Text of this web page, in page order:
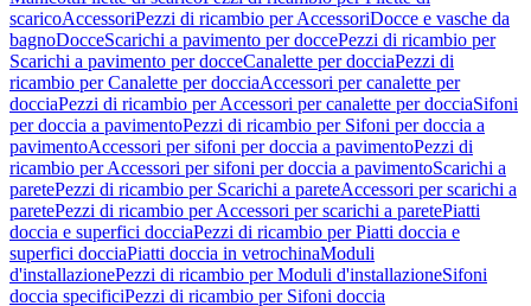
scaricoAccessoriPezzi di ricambio per AccessoriDocce e vasche da
bagnoDocceScarichi a pavimento per doccePezzi di ricambio per
Scarichi a pavimento per docceCanalette per docciaPezzi di
ricambio per Canalette per docciaAccessori per canalette per
docciaPezzi di ricambio per Accessori per canalette per docciaSifoni
per doccia a pavimentoPezzi di ricambio per Sifoni per doccia a
pavimentoAccessori per sifoni per doccia a pavimentoPezzi di
ricambio per Accessori per sifoni per doccia a pavimentoScarichi a
paretePezzi di ricambio per Scarichi a pareteAccessori per scarichi a
paretePezzi di ricambio per Accessori per scarichi a paretePiatti
doccia e superfici docciaPezzi di ricambio per Piatti doccia e
superfici docciaPiatti doccia in vetrochinaModuli
d'installazionePezzi di ricambio per Moduli d'installazioneSifoni
doccia specificiPezzi di ricambio per Sifoni doccia